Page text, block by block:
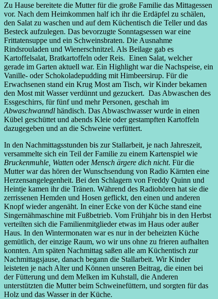
Zu Hause bereitete die Mutter für die große Familie das Mittagessen
vor. Nach dem Heimkommen half ich ihr die Erdäpfel zu schälen,
den Salat zu waschen und auf dem Küchentisch die Teller und das
Besteck aufzulegen. Das bevorzugte Sonntagsessen war eine
Frittatensuppe und ein Schweinsbraten. Die Ausnahme
Rindsrouladen und Wienerschnitzel. Als Beilage gab es
Kartoffelsalat, Bratkartoffeln oder Reis. Einen Salat, welcher
gerade im Garten aktuell war. Ein Highlight war die Nachspeise, ein
Vanille- oder Schokoladepudding mit Himbeersirup. Für die
Erwachsenen stand ein Krug Most am Tisch, wir Kinder bekamen
den Most mit Wasser verdünnt und gezuckert. Das Abwaschen des
Essgeschirrs, für fünf und mehr Personen, geschah im
Abwaschwanndl händisch. Das Abwaschwasser wurde in einen
Kübel geschüttet und abends Kleie oder gestampften Kartoffeln
dazugegeben und an die Schweine verfüttert.
In den Nachmittagsstunden bis zur Stallarbeit, je nach Jahreszeit,
versammelte sich ein Teil der Familie zu einem Kartenspiel wie
Bruckenmuhle, Watten oder Mensch ärgere dich nicht. Für die
Mutter war das hören der Wunschsendung von Radio Kärnten eine
Herzensangelegenheit. Bei den Schlagern von Freddy Quinn und
Heintje kamen ihr die Tränen. Während des Radiohören hat sie die
zerrissenen Hemden und Hosen geflickt, den einen und anderen
Knopf wieder angenäht. In einer Ecke von der Küche stand eine
Singernähmaschine mit Fußbetrieb. Vom Frühjahr bis in den Herbst
verteilten sich die Familienmitglieder etwas im Haus oder außer
Haus. In den Wintermonaten war es nur in der beheizten Küche
gemütlich, der einzige Raum, wo wir uns ohne zu frieren aufhalten
konnten. Am späten Nachmittag saßen alle am Küchentisch zur
Nachmittagsjause, danach begann die Stallarbeit. Wir Kinder
leisteten je nach Alter und Können unseren Beitrag, die einen bei
der Fütterung und dem Melken im Kuhstall, die Anderen
unterstützten die Mutter beim Schweinefüttern, und sorgten für das
Holz und das Wasser in der Küche.